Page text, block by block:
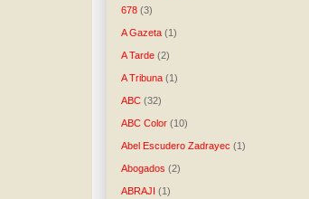
678 (3)
A Gazeta (1)
A Tarde (2)
A Tribuna (1)
ABC (32)
ABC Color (10)
Abel Escudero Zadrayec (1)
Abogados (2)
ABRAJI (1)